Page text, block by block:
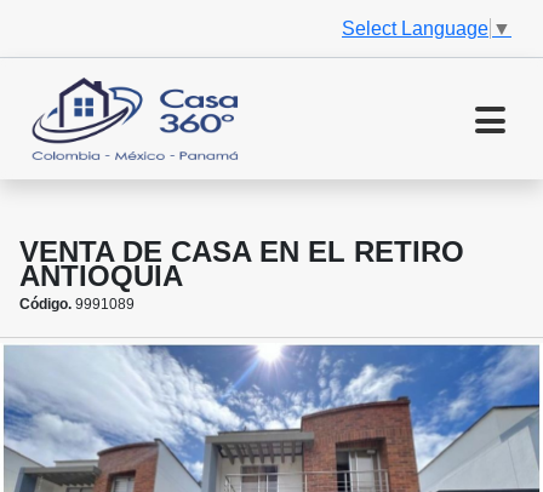
Select Language ▼
VENTA DE CASA EN EL RETIRO
ANTIOQUIA
Código. 9991089